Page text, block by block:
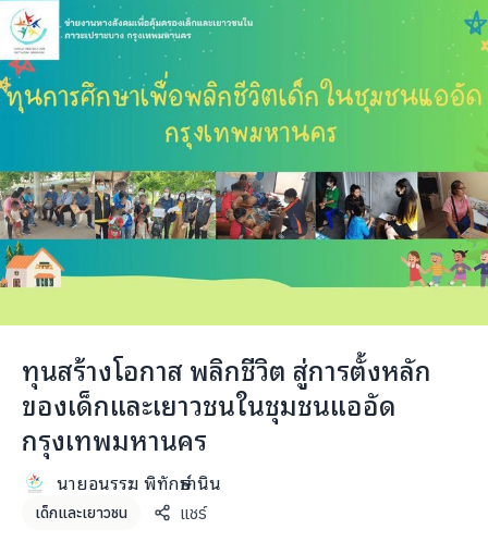
ทุนสร้างโอกาส พลิกชีวิต สู่การตั้งหลัก
ของเด็กและเยาวชนในชุมชนแออัด
กรุงเทพมหานคร
นายอนรรฆ พิทักษ์ธานิน
เด็กและเยาวชน แชร์